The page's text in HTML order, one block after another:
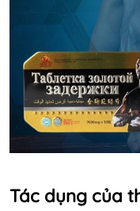
Tác dụng của